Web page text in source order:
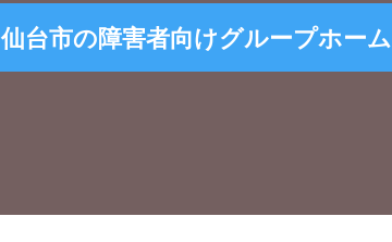
仙台市の障害者向けグループホーム